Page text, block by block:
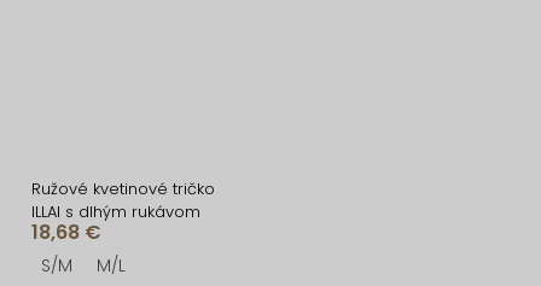
Ružové kvetinové tričko
ILLAI s dlhým rukávom
18,68 €
S/M M/L